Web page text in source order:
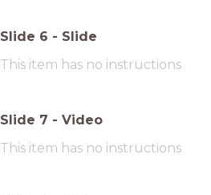
Slide 6 - Slide
This item has no instructions
Slide 7 - Video
This item has no instructions